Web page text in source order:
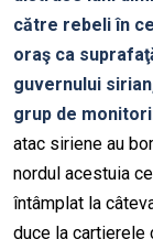
către rebeli în
oraş ca
guvernului
grup de
atac siriene au
nordul acestuia
întâmplat la
duce la cartierele